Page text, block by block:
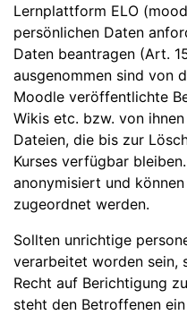
Lernplattform ELO
persönlichen Daten
Daten beantragen (Art.
ausgenommen sind von
Moodle veröffentlichte
Wikis etc. bzw. von
Dateien, die bis zur
Kurses verfügbar
anonymisiert und
zugeordnet werden.
Sollten unrichtige
verarbeitet worden sein,
Recht auf Berichtigung
steht den Betroffenen